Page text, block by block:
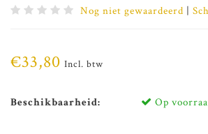
Nog niet gewaardeerd |
€33,80 Incl. btw
Beschikbaarheid: Op